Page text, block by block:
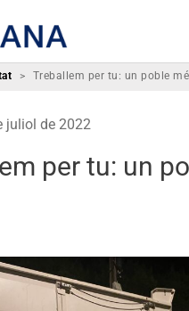
> Treballem per tu: un poble
juliol de 2022
per tu: un